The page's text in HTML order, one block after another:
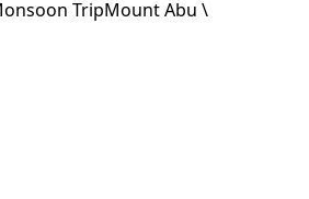
TripMount Abu \